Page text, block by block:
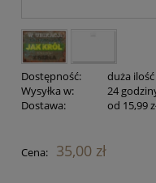
Dostępność:
duża ilość
Wysyłka w:
24
Dostawa:
od 15,99
Cena nie zawiera
Cena: 35,00 zł